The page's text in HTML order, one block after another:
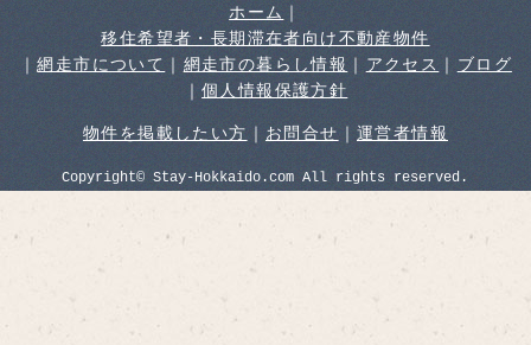
ホーム ｜
移住希望者・長期滞在者向け不動産物件
｜網走市について ｜ 網走市の暮らし情報 ｜ アクセス ｜ ブログ
｜個人情報保護方針
物件を掲載したい方 ｜ お問合せ ｜ 運営者情報
Copyright© Stay-Hokkaido.com All rights reserved.